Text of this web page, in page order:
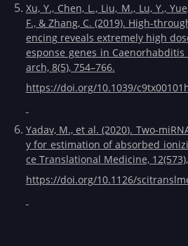
Xu, Y., Chen, L., Liu, M., Lu, Y.,
F., & Zhang, C. (2019). High-
encing reveals extremely high
esponse genes in Caenorhabditis
arch, 8(5), 754–766.
https://doi.org/10.1039/
Yadav, M., et al. (2020). Two-
y for estimation of absorbed
ce Translational Medicine,
https://doi.org/10.1126/